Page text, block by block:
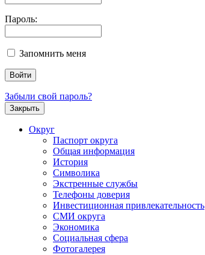
Пароль:
Запомнить меня
Забыли свой пароль?
Закрыть
Округ
Паспорт округа
Общая информация
История
Символика
Экстренные службы
Телефоны доверия
Инвестиционная привлекательность
СМИ округа
Экономика
Социальная сфера
Фотогалерея